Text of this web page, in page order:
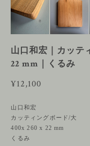
山口和宏｜カッテ
22 mm｜くるみ
¥12,100
山口和宏
カッティングボード/大
400x 260 x 22 mm
くるみ